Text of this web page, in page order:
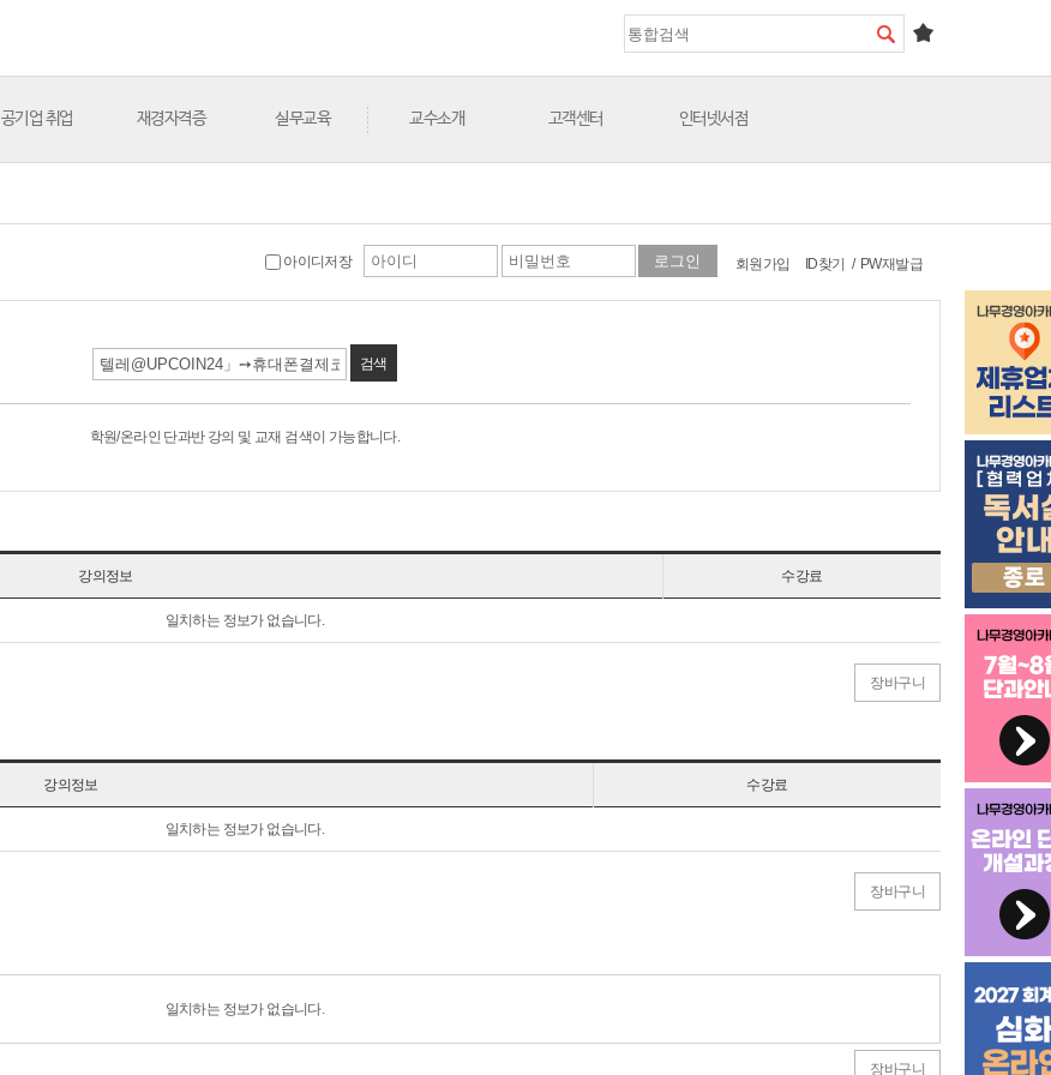
공기업 취업 재경자격증 실무교육 교수소개 고객센터 인터넷서점
아이디저장 회원가입 ID찾기 / PW재발급
검색
학원/온라인 단과반 강의 및 교재 검색이 가능합니다.
강의정보 수강료
일치하는 정보가 없습니다.
장바구니
강의정보 수강료
일치하는 정보가 없습니다.
장바구니
일치하는 정보가 없습니다.
장바구니